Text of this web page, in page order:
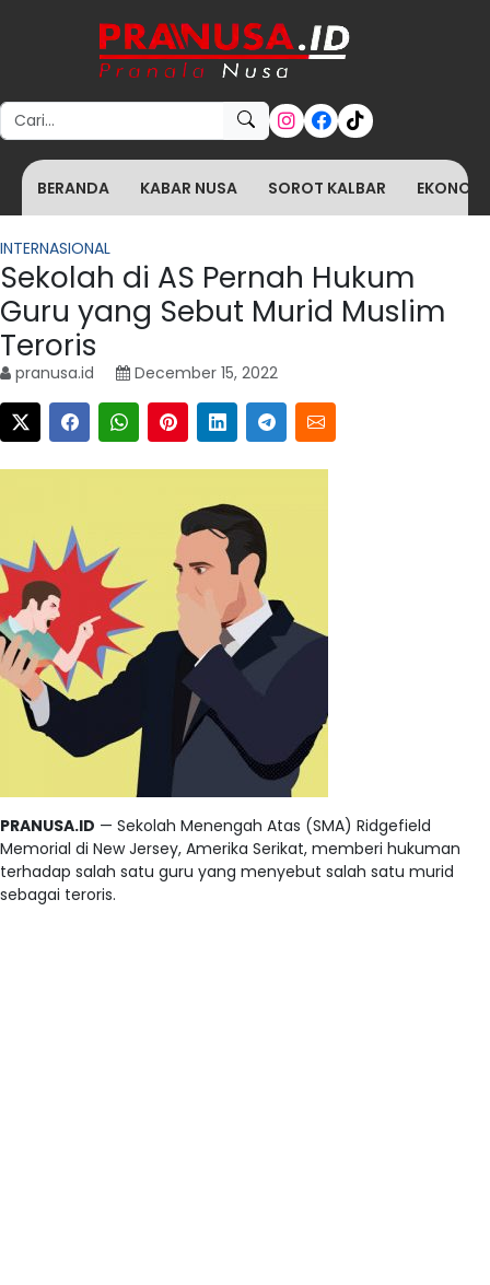
Search for:
BERANDA KABAR NUSA SOROT KALBAR
INTERNASIONAL
Sekolah di AS Pernah Hukum
Guru yang Sebut Murid Muslim
Teroris
pranusa.id December 15, 2022
PRANUSA.ID — Sekolah Menengah Atas (SMA) Ridgefield
Memorial di New Jersey, Amerika Serikat, memberi hukuman
terhadap salah satu guru yang menyebut salah satu murid
sebagai teroris.